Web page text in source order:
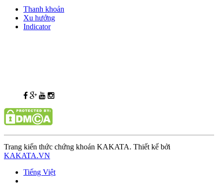
Thanh khoản
Xu hướng
Indicator
Trang kiến thức chứng khoán KAKATA. Thiết kế bởi
KAKATA.VN
Tiếng Việt